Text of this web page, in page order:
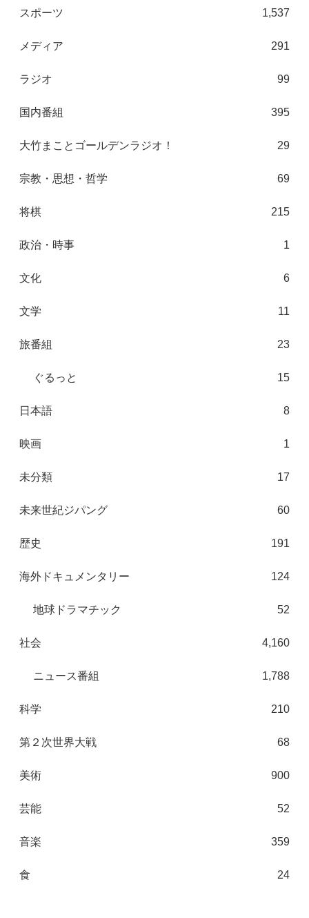
スポーツ 1,537
メディア 291
ラジオ 99
国内番組 395
大竹まことゴールデンラジオ！ 29
宗教・思想・哲学 69
将棋 215
政治・時事 1
文化 6
文学 11
旅番組 23
ぐるっと 15
日本語 8
映画 1
未分類 17
未来世紀ジパング 60
歴史 191
海外ドキュメンタリー 124
地球ドラマチック 52
社会 4,160
ニュース番組 1,788
科学 210
第２次世界大戦 68
美術 900
芸能 52
音楽 359
食 24